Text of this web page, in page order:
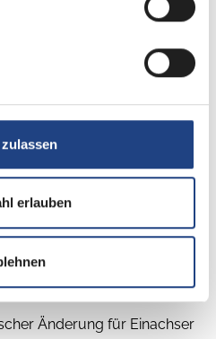
erlauben
Änderung für Einachser